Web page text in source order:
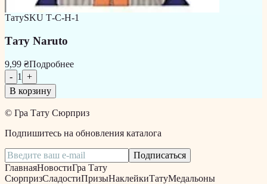
ТатуSKU Т-С-Н-1
Тату Naruto
9,99 ₴Подробнее
- 1
+
В корзину
© Гра Тату Сюрприз
Подпишитесь на обновления каталога
Подписаться
ГлавнаяНовостиГра Тату
СюрпризСладостиПризыНаклейкиТатуМедальоны